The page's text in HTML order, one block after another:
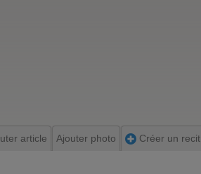
article Ajouter photo Créer un recit